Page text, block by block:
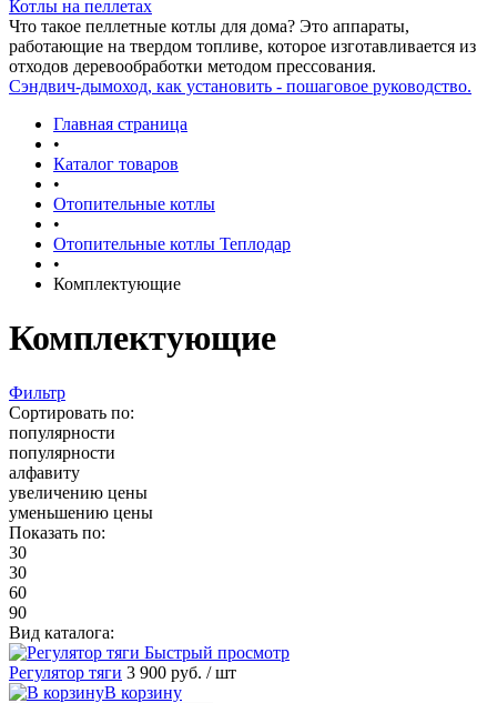
Котлы на пеллетах
Что такое пеллетные котлы для дома? Это аппараты,
работающие на твердом топливе, которое изготавливается из
отходов деревообработки методом прессования.
Сэндвич-дымоход, как установить - пошаговое руководство.
Главная страница
•
Каталог товаров
•
Отопительные котлы
•
Отопительные котлы Теплодар
•
Комплектующие
Комплектующие
Фильтр
Сортировать по:
популярности
популярности
алфавиту
увеличению цены
уменьшению цены
Показать по:
30
30
60
90
Вид каталога:
Быстрый просмотр
Регулятор тяги 3 900 руб. / шт
В корзину